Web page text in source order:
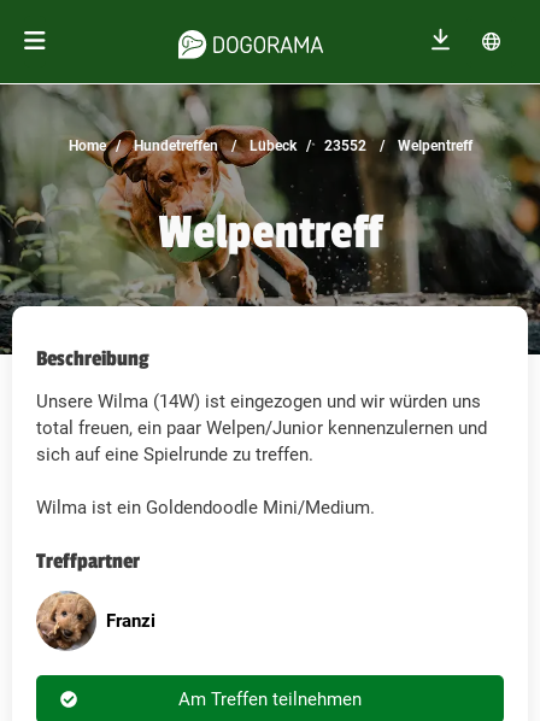
Home Hundetreffen Lübeck 23552 Welpentreff
Welpentreff
Beschreibung
Unsere Wilma (14W) ist eingezogen und wir würden uns
total freuen, ein paar Welpen/Junior kennenzulernen und
sich auf eine Spielrunde zu treffen.
Wilma ist ein Goldendoodle Mini/Medium.
Treffpartner
Franzi
Am Treffen teilnehmen